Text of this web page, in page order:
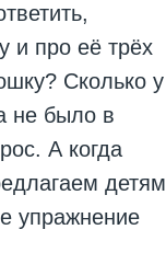
и про её трёх
Сколько у
не было в
А когда
детям
упражнение